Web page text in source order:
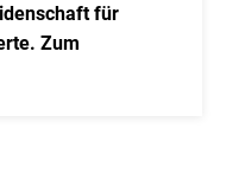
für
Zum